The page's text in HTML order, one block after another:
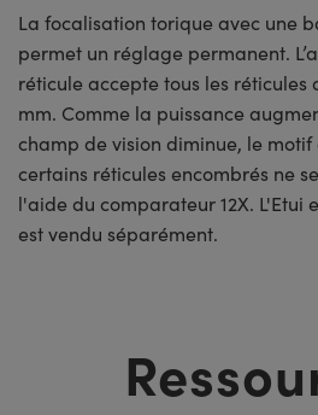
La focalisation torique avec une
permet un réglage permanent.
réticule accepte tous les réticules
mm. Comme la puissance
champ de vision diminue, le
certains réticules encombrés ne
l'aide du comparateur 12X. L'Etui
est vendu séparément.